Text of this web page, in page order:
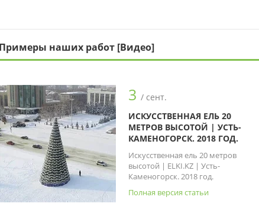
Примеры наших работ [Видео]
3/ сент.
ИСКУССТВЕННАЯ ЕЛЬ 20
МЕТРОВ ВЫСОТОЙ | УСТЬ-
КАМЕНОГОРСК. 2018 ГОД.
Искусственная ель 20 метров
высотой | ELKI.KZ | Усть-
Каменогорск. 2018 год.
Полная версия статьи